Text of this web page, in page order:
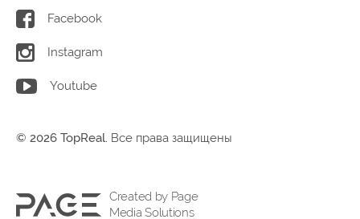
Facebook
Instagram
Youtube
© 2026 TopReal. Все права защищены
Created by Page
Media Solutions